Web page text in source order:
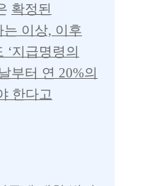
확정된
이상, 이후
지급명령의
부터 연 20%의
한다고